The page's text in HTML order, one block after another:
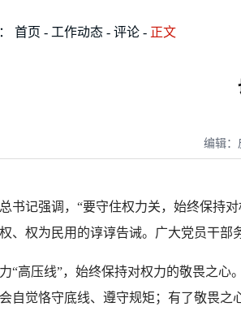
首页 工作动态 评论 正文
编辑：
记强调， “要守住权力关，始终保持
、权为民用的谆谆告诫。广大党员干
高压线”，始终保持对权力的敬畏之心
自觉恪守底线、遵守规矩；有了敬畏